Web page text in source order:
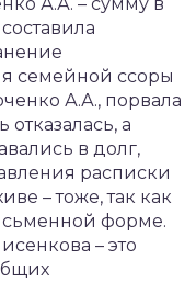
А.А. – сумму в
семейной ссоры
А.А., порвала
а
в долг,
расписки
– тоже, так как
форме.
– это